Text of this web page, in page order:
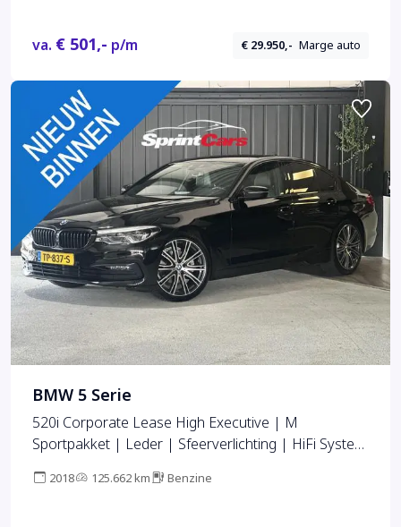
va. € 501,- p/m € 29.950,- Marge auto
BMW 5 Serie
520i Corporate Lease High Executive | M
Sportpakket | Leder | Sfeerverlichting | HiFi System
LMV 20 |
2018 125.662 km Benzine